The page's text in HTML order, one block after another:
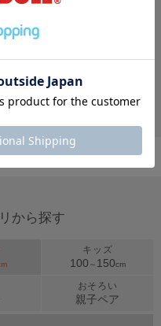
マルベビー2点セット 7081B oa23
から探す
キッズ
100 ～ 150cm
おそろい
親子ペア